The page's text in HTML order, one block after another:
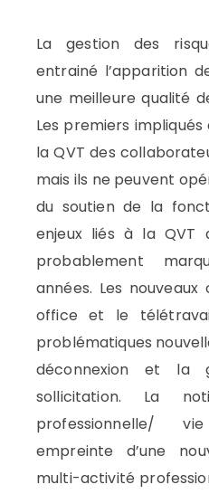
La gestion des
entrainé l’apparition
une meilleure qualité
Les premiers
la QVT des
mais ils ne peuvent
du soutien de la
enjeux liés à la QVT
probablement
années. Les
office et le
problématiques
déconnexion et la
sollicitation. La
professionnelle/
empreinte d’une
multi-activité